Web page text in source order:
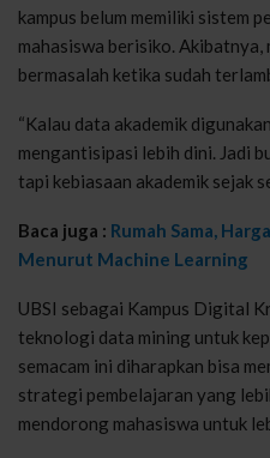
kampus belum memiliki sistem
mahasiswa berisiko. Akibatnya,
bermasalah ketika sudah
“Kalau data akademik
mengantisipasi lebih dini. Jadi
tapi kebiasaan akademik sejak
Baca juga : Rumah Sama,
Menurut Machine Learning
UBSI sebagai Kampus Digital
teknologi data mining untuk
semacam ini diharapkan bisa
strategi pembelajaran yang
mendorong mahasiswa untuk